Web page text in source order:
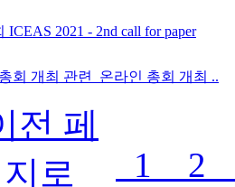
2021 - 2nd call for paper
회 개최 관련_온라인 총회 개최 ..
1 2